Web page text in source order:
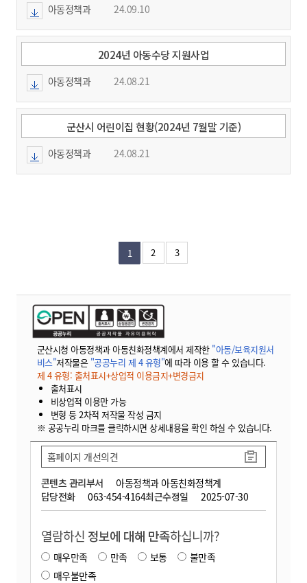
아동정책과 24.09.10
2024년 아동수당 지원사업
아동정책과 24.08.21
군산시 어린이집 현황(2024년 7월말 기준)
아동정책과 24.08.21
1 2 3
군산시청 아동정책과 아동친화정책계에서 제작한 "아동/보육지원서
비스"저작물은 "공공누리 제 4 유형"에 따라 이용 할 수 있습니다.
제 4 유형: 출처표시+상업적 이용금지+변경금지
출처표시
비상업적 이용만 가능
변형 등 2차적 저작물 작성 금지
※ 공공누리 마크를 클릭하시면 상세내용을 확인 하실 수 있습니다.
콘텐츠 관리부서
아동정책과 아동친화정책계
담당전화
063-454-4164최근수정일 2025-07-30
홈페이지 개선의견
열람하신 정보에 대해 만족하십니까?
매우만족 만족 보통
불만족
매우불만족